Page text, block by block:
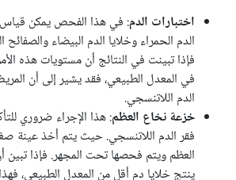
اختبارات الدم: في هذا الفحص يمكن قياس
الدم الحمراء وخلايا الدم البيضاء
فإذا تبينت في النتائج أن مستويات هذه
في المعدل الطبيعي، فقد يشير إلى أن
الدم اللاتنسجي.
خزعة نخاع العظم: هذا الإجراء ضروري
فقر الدم اللاتنسجي. حيث يتم أخذ عينة
العظم ويتم فحصها تحت المجهر. فإذا تبين
ينتج خلايا دم أقل من المعدل الطبيعي،